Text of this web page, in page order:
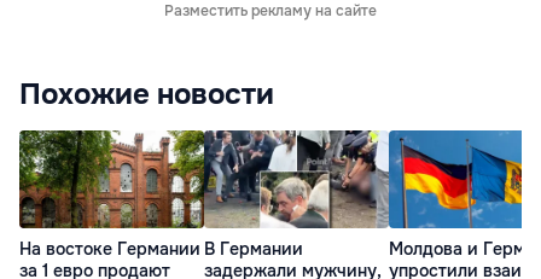
Разместить рекламу на сайте
Похожие новости
На востоке Германии
за 1 евро продают
В Германии
задержали мужчину,
Молдова и
упростили